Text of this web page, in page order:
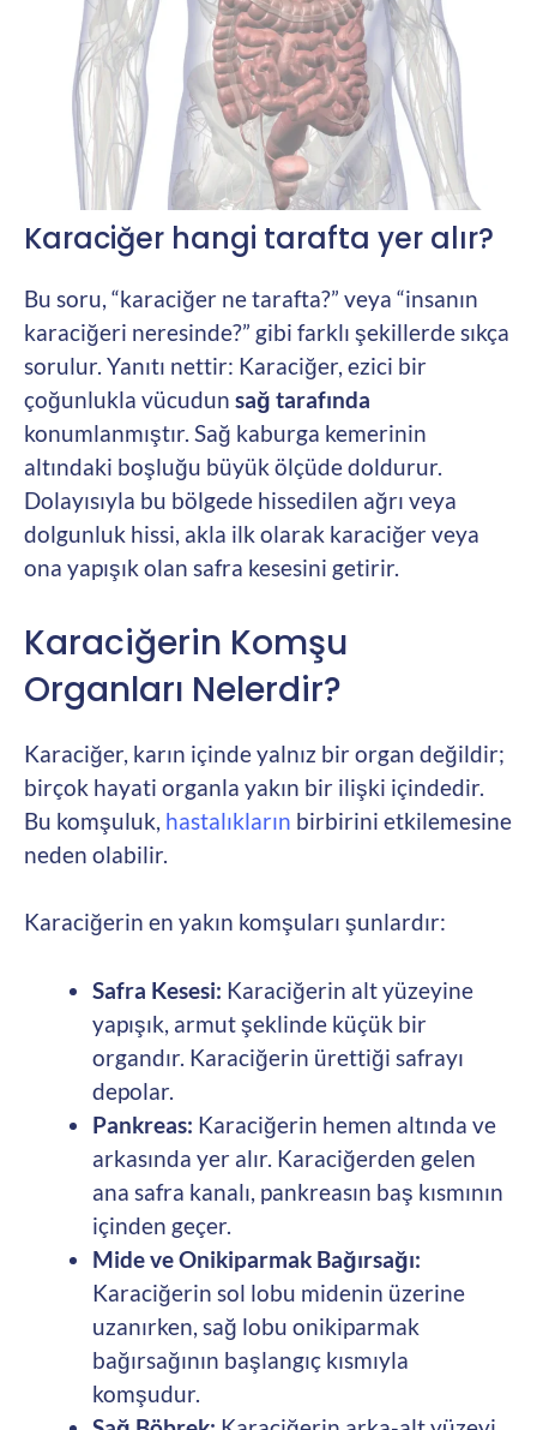
Karaciğer hangi tarafta yer alır?
Bu soru, “karaciğer ne tarafta?” veya “insanın
karaciğeri neresinde?” gibi farklı şekillerde sıkça
sorulur. Yanıtı nettir: Karaciğer, ezici bir
çoğunlukla vücudun sağ tarafında
konumlanmıştır. Sağ kaburga kemerinin
altındaki boşluğu büyük ölçüde doldurur.
Dolayısıyla bu bölgede hissedilen ağrı veya
dolgunluk hissi, akla ilk olarak karaciğer veya
ona yapışık olan safra kesesini getirir.
Karaciğerin Komşu
Organları Nelerdir?
Karaciğer, karın içinde yalnız bir organ değildir;
birçok hayati organla yakın bir ilişki içindedir.
Bu komşuluk, hastalıkların birbirini etkilemesine
neden olabilir.
Karaciğerin en yakın komşuları şunlardır:
Safra Kesesi: Karaciğerin alt yüzeyine
yapışık, armut şeklinde küçük bir
organdır. Karaciğerin ürettiği safrayı
depolar.
Pankreas: Karaciğerin hemen altında ve
arkasında yer alır. Karaciğerden gelen
ana safra kanalı, pankreasın baş kısmının
içinden geçer.
Mide ve Onikiparmak Bağırsağı:
Karaciğerin sol lobu midenin üzerine
uzanırken, sağ lobu onikiparmak
bağırsağının başlangıç kısmıyla
komşudur.